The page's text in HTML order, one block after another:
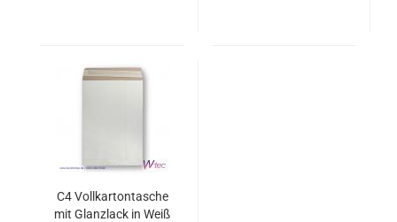
C4 Vollkartontasche
mit Glanzlack in Weiß